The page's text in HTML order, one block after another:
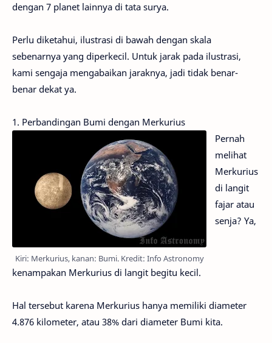
dengan 7 planet lainnya di tata surya.
Perlu diketahui, ilustrasi di bawah dengan skala
sebenarnya yang diperkecil. Untuk jarak pada ilustrasi,
kami sengaja mengabaikan jaraknya, jadi tidak benar-
benar dekat ya.
1. Perbandingan Bumi dengan Merkurius
Kiri: Merkurius, kanan: Bumi. Kredit: Info Astronomy
Pernah
melihat
Merkurius
di langit
fajar atau
senja? Ya,
kenampakan Merkurius di langit begitu kecil.
Hal tersebut karena Merkurius hanya memiliki diameter
4.876 kilometer, atau 38% dari diameter Bumi kita.